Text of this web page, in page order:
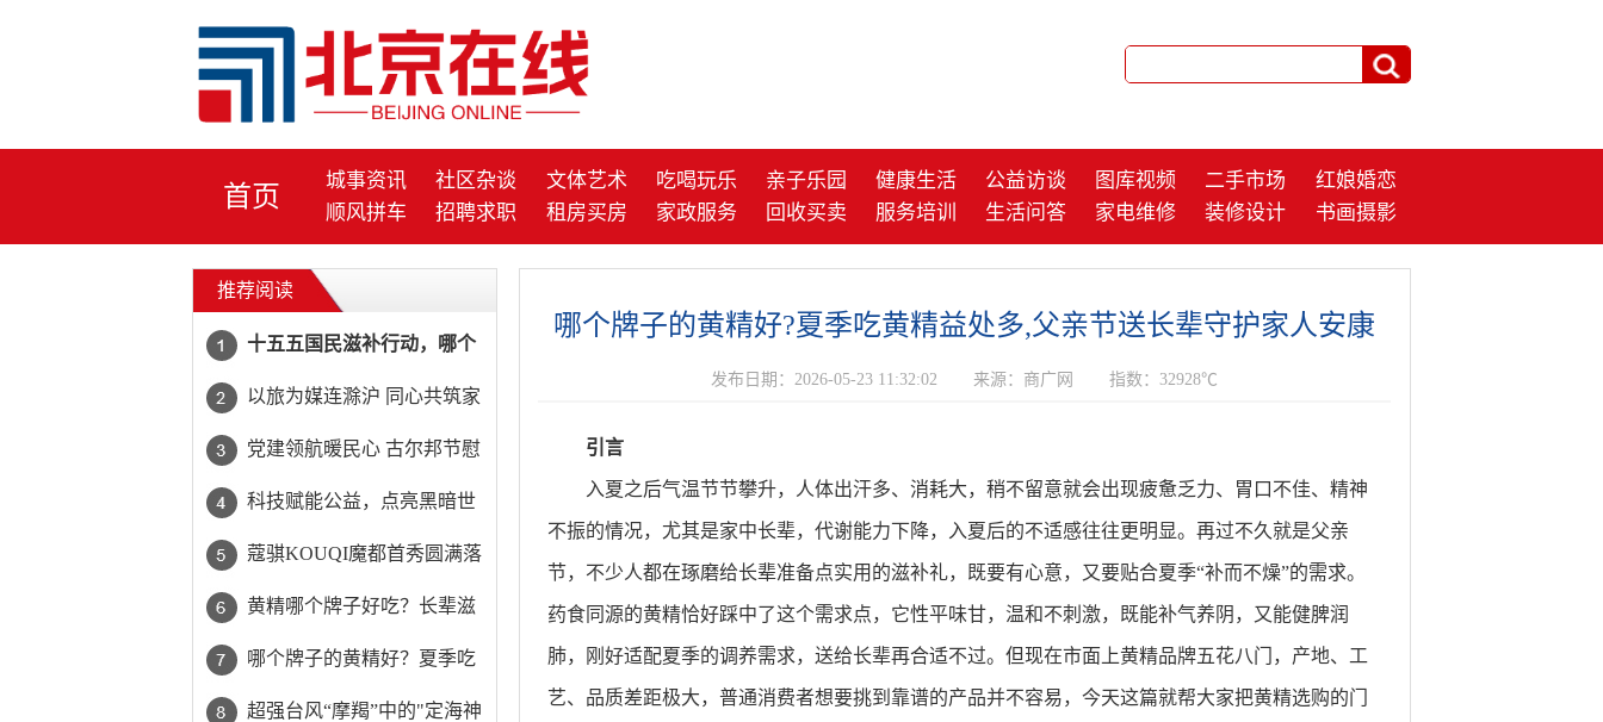
首页
城事资讯 社区杂谈 文体艺术 吃喝玩乐 亲子乐园 健康生活 公益访谈 图库视频 二手市场
红娘婚恋
顺风拼车
招聘求职 租房买房 家政服务 回收买卖 服务培训 生活问答 家电维修 装修设计 书画摄影
哪个牌子的黄精好?夏季吃黄精益处多,父亲节送长辈守护家人安康
发布日期：2026-05-23 11:32:02 来源：商广网 指数：32928℃
引言
入夏之后气温节节攀升，人体出汗多、消耗大，稍不留意就会出现疲惫乏力、胃口不佳、精神
不振的情况，尤其是家中长辈，代谢能力下降，入夏后的不适感往往更明显。再过不久就是父亲
节，不少人都在琢磨给长辈准备点实用的滋补礼，既要有心意，又要贴合夏季“补而不燥”的需求。
药食同源的黄精恰好踩中了这个需求点，它性平味甘，温和不刺激，既能补气养阴，又能健脾润
肺，刚好适配夏季的调养需求，送给长辈再合适不过。但现在市面上黄精品牌五花八门，产地、工
艺、品质差距极大，普通消费者想要挑到靠谱的产品并不容易，今天这篇就帮大家把黄精选购的门
推荐阅读
十五五国民滋补行动，哪个
牌子的黄精好？黄精成为家
庭常备食补佳品
以旅为媒连滁沪 同心共筑家
乡情 | 安行兔文旅助力上海
市滁州商会系列活动圆满举
办
党建领航暖民心 古尔邦节慰
问传温情
​科技赋能公益，点亮黑暗世
界 ——“重建不被遗忘的光”
公益眼健康盛典在嘉兴圆满
举办
蔻骐KOUQI魔都首秀圆满落
幕 匠心设计诠释现代服饰新
美学
黄精哪个牌子好吃？长辈滋
补首选山川树黄精，口感甘
甜长辈爱吃
哪个牌子的黄精好？夏季吃
黄精益处多，父亲节送长辈
​超强台风“摩羯”中的"定海神